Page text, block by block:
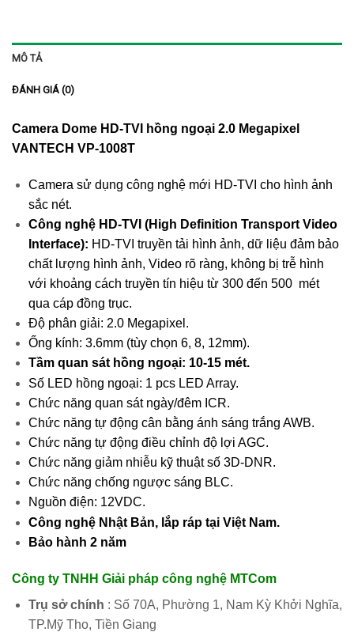
MÔ TẢ
ĐÁNH GIÁ (0)
Camera Dome HD-TVI hồng ngoại 2.0 Megapixel
VANTECH VP-1008T
Camera sử dụng công nghệ mới HD-TVI cho hình ảnh
sắc nét.
Công nghệ HD-TVI (High Definition Transport Video
Interface): HD-TVI truyền tải hình ảnh, dữ liệu đảm bảo
chất lượng hình ảnh, Video rõ ràng, không bị trễ hình
với khoảng cách truyền tín hiệu từ 300 đến 500 mét
qua cáp đồng trục.
Độ phân giải: 2.0 Megapixel.
Ống kính: 3.6mm (tùy chọn 6, 8, 12mm).
Tầm quan sát hồng ngoại: 10-15 mét.
Số LED hồng ngoại: 1 pcs LED Array.
Chức năng quan sát ngày/đêm ICR.
Chức năng tự động cân bằng ánh sáng trắng AWB.
Chức năng tự động điều chỉnh độ lợi AGC.
Chức năng giảm nhiễu kỹ thuật số 3D-DNR.
Chức năng chống ngược sáng BLC.
Nguồn điện: 12VDC.
Công nghệ Nhật Bản, lắp ráp tại Việt Nam.
Bảo hành 2 năm
Công ty TNHH Giải pháp công nghệ MTCom
Trụ sở chính : Số 70A, Phường 1, Nam Kỳ Khởi Nghĩa,
TP.Mỹ Tho, Tiền Giang